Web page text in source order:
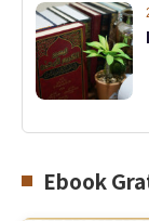
Ebook